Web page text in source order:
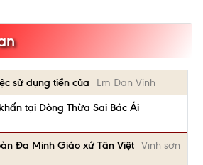
sử dụng tiền của
Lm Đan Vinh
tại Dòng Thừa Sai Bác Ái
Đa Minh Giáo xứ Tân Việt Vinh sơn